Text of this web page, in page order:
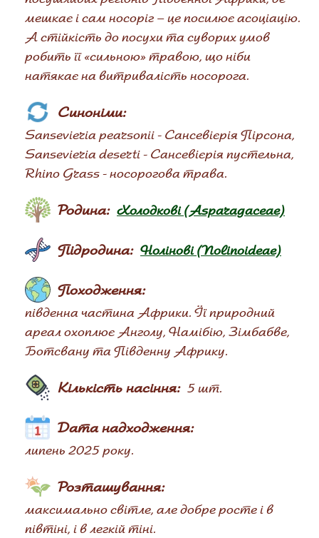
мешкає і сам носоріг – це посилює асоціацію.
А стійкість до посухи та суворих умов
робить її «сильною» травою, що ніби
натякає на витривалість носорога.
Синоніми:
Sansevieria pearsonii - Сансевієрія Пірсона,
Sansevieria deserti - Сансевієрія пустельна,
Rhino Grass - носорогова трава.
Родина: Холодкові (Asparagaceae)
Підродина: Нолінові (Nolinoideae)
Походження:
південна частина Африки. Її природний
ареал охоплює Анголу, Намібію, Зімбабве,
Ботсвану та Південну Африку.
Кількість насіння: 5 шт.
Дата надходження:
липень 2025 року.
Розташування:
максимально світле, але добре росте і в
півтіні, і в легкій тіні.